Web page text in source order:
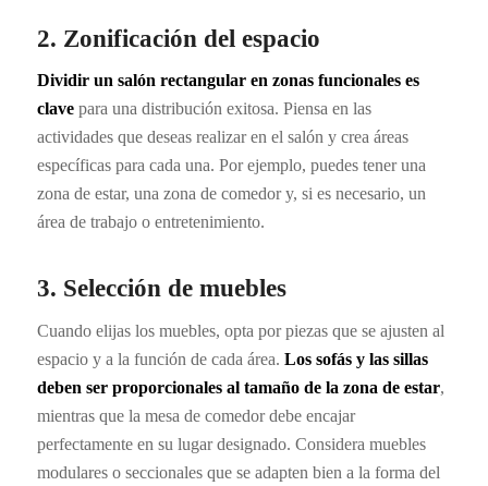
2. Zonificación del espacio
Dividir un salón rectangular en zonas funcionales es
clavepara una distribución exitosa. Piensa en las
actividades que deseas realizar en el salón y crea áreas
específicas para cada una. Por ejemplo, puedes tener una
zona de estar, una zona de comedor y, si es necesario, un
área de trabajo o entretenimiento.
3. Selección de muebles
Cuando elijas los muebles, opta por piezas que se ajusten al
espacio y a la función de cada área. Los sofás y las sillas
deben ser proporcionales al tamaño de la zona de estar,
mientras que la mesa de comedor debe encajar
perfectamente en su lugar designado. Considera muebles
modulares o seccionales que se adapten bien a la forma del